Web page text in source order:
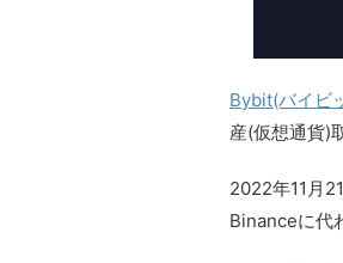
Bybit(バイビ
産(仮想通貨)
2022年11月
Binanceに代